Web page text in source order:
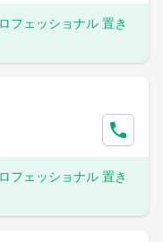
フェッショナル 置き
フェッショナル 置き